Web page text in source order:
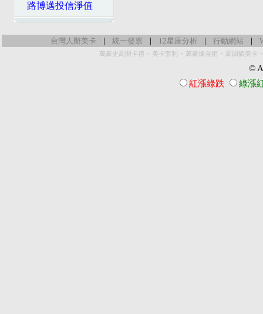
路博邁投信淨值
台灣人辦美卡 | 統一發票 | 12星座分析 | 行動網站 |
萬豪史高開卡禮 - 美卡套利 - 萬豪煉金術 - 高回饋美卡
©
紅漲綠跌
綠漲